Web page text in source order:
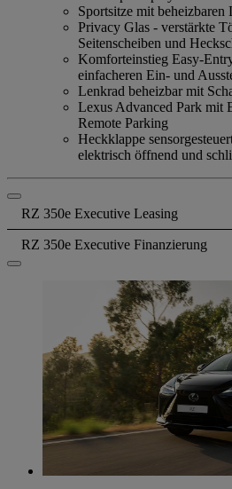
Sportsitze mit beheizbaren
Privacy Glas - verstärkte
Seitenscheiben und
Komforteinstieg Easy-
einfacheren Ein- und
Lenkrad beheizbar mit
Lexus Advanced Park mit
Remote Parking
Heckklappe
elektrisch öffnend und
RZ 350e Executive Leasing
RZ 350e Executive Finanzierung